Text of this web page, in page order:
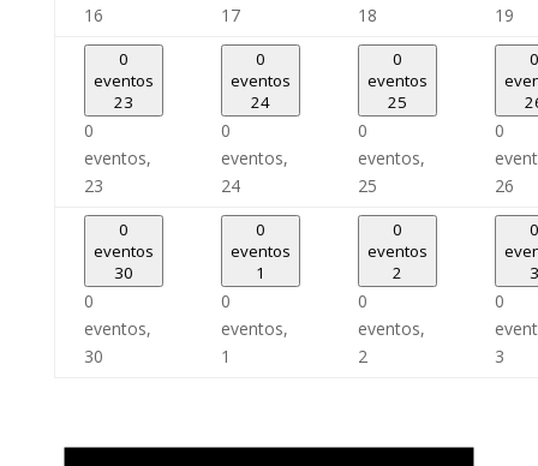
16
17
18
19
0
eventos
23
0
eventos,
23
0
eventos
24
0
eventos,
24
0
eventos
25
0
eventos,
25
0
0
26
0
eventos
30
0
eventos,
30
0
eventos
1
0
eventos,
1
0
eventos
2
0
eventos,
2
0
3
0
3